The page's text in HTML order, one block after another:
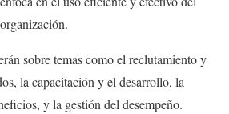
sobre temas como el reclutamiento y
la capacitación y el desarrollo, la
y la gestión del desempeño.